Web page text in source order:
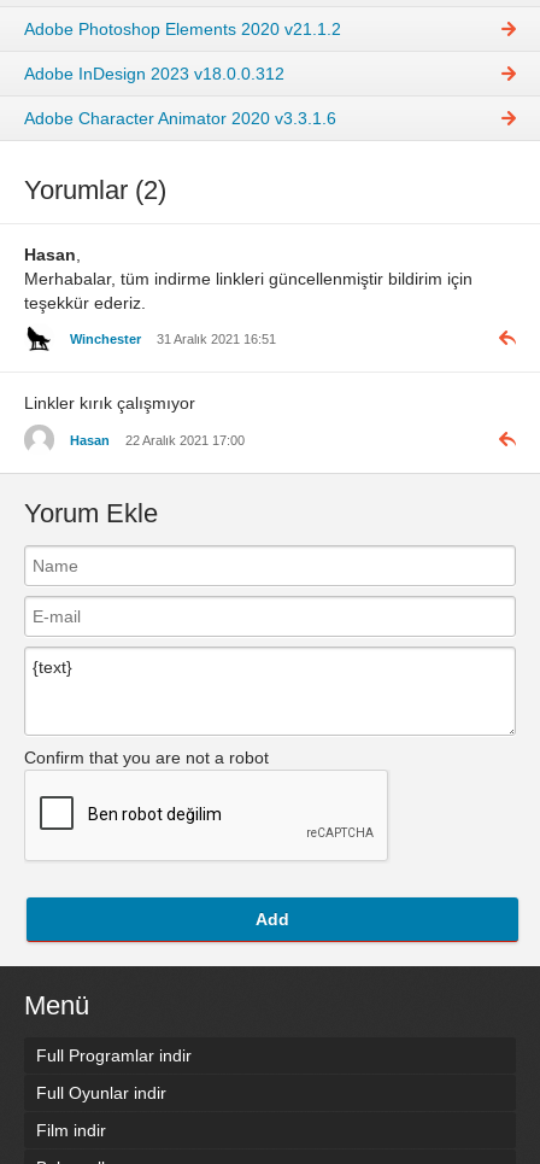
Adobe Photoshop Elements 2020 v21.1.2
Adobe InDesign 2023 v18.0.0.312
Adobe Character Animator 2020 v3.3.1.6
Yorumlar (2)
Hasan
Merhabalar, tüm indirme linkleri güncellenmiştir bildirim için
teşekkür ederiz.
Winchester 31 Aralık 2021 16:51
Linkler kırık çalışmıyor
Hasan 22 Aralık 2021 17:00
Yorum Ekle
Confirm that you are not a robot
Add
Menü
Full Programlar indir
Full Oyunlar indir
Film indir